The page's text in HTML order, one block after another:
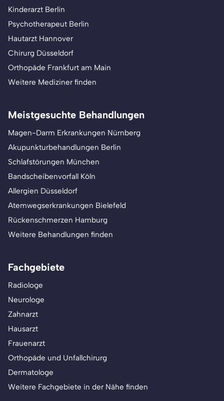
Kinderarzt Berlin
Psychotherapeut Berlin
Hautarzt Hannover
Chirurg Düsseldorf
Orthopäde Frankfurt am Main
Weitere Mediziner finden
Meistgesuchte Behandlungen
Magen-Darm Erkrankungen Nürnberg
Akupunkturbehandlungen Berlin
Schlafstörungen München
Bandscheibenvorfall Köln
Allergien Düsseldorf
Atemwegserkrankungen Bielefeld
Rückenschmerzen Hamburg
Weitere Behandlungen finden
Fachgebiete
Radiologe
Neurologe
Zahnarzt
Hausarzt
Frauenarzt
Orthopäde und Unfallchirurg
Dermatologe
Weitere Fachgebiete in der Nähe finden